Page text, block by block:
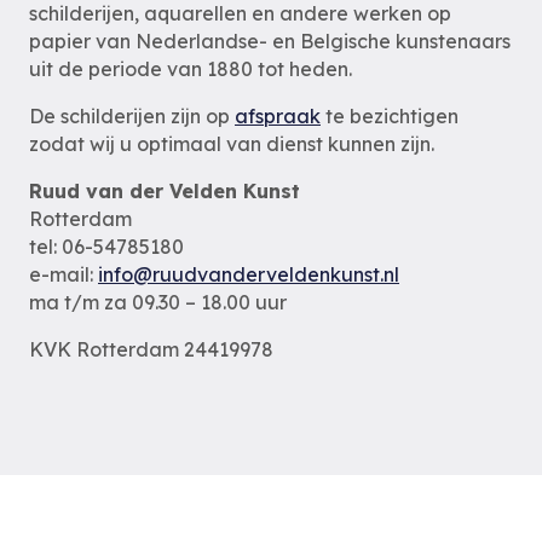
schilderijen, aquarellen en andere werken op
papier van Nederlandse- en Belgische kunstenaars
uit de periode van 1880 tot heden.
De schilderijen zijn op afspraak te bezichtigen
zodat wij u optimaal van dienst kunnen zijn.
Ruud van der Velden Kunst
Rotterdam
tel: 06-54785180
e-mail: info@ruudvanderveldenkunst.nl
ma t/m za 09.30 – 18.00 uur
KVK Rotterdam 24419978